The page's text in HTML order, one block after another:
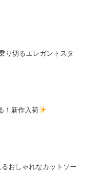
り切るエレガントスタ
！新作入荷
るおしゃれなカットソー